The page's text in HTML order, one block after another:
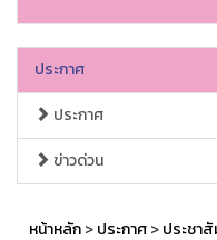
ประกาศ
ประกาศ
ข่าวด่วน
หน้าหลัก>ประกาศ>ประชา